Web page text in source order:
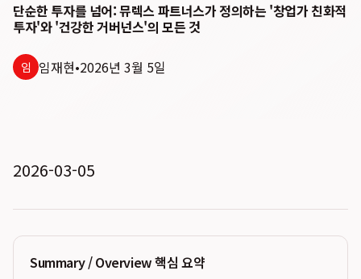
단순한 투자를 넘어: 뮤렉스 파트너스가 정의하는 '창업가 친화적
투자'와 '건강한 거버넌스'의 모든 것
임 임재현•2026년 3월 5일
2026-03-05
Summary / Overview 핵심 요약